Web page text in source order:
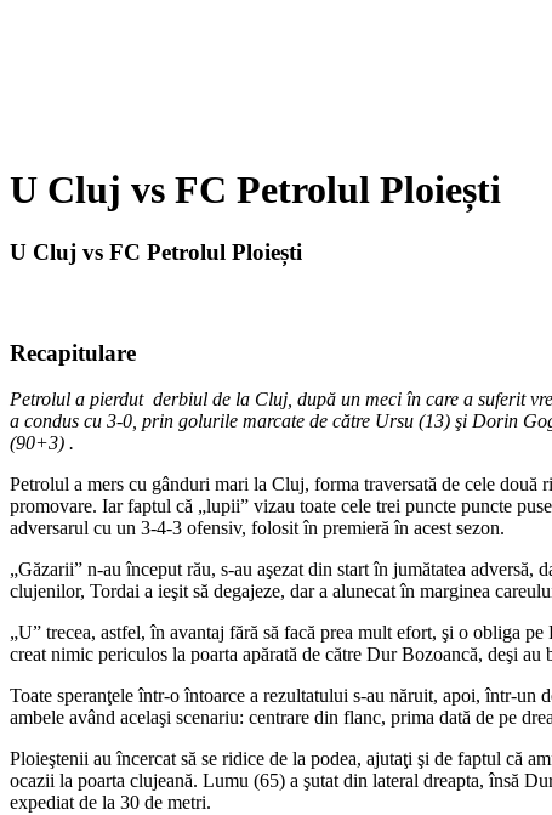
U Cluj vs FC Petrolul Ploiești
U Cluj vs FC Petrolul Ploiești
Recapitulare
Petrolul a pierdut derbiul de la Cluj, după un meci în care a suferit
a condus cu 3-0, prin golurile marcate de către Ursu (13) şi Dorin
(90+3) .
Petrolul a mers cu gânduri mari la Cluj, forma traversată de cele
promovare. Iar faptul că „lupii” vizau toate cele trei puncte puncte
adversarul cu un 3-4-3 ofensiv, folosit în premieră în acest sezon.
„Găzarii” n-au început rău, s-au aşezat din start în jumătatea
clujenilor, Tordai a ieşit să degajeze, dar a alunecat în marginea
„U” trecea, astfel, în avantaj fără să facă prea mult efort, şi o obliga
creat nimic periculos la poarta apărată de către Dur Bozoancă, deşi
Toate speranţele într-o întoarce a rezultatului s-au năruit, apoi, într-un
ambele având acelaşi scenariu: centrare din flanc, prima dată de pe
Ploieştenii au încercat să se ridice de la podea, ajutaţi şi de faptul că
ocazii la poarta clujeană. Lumu (65) a şutat din lateral dreapta, însă
expediat de la 30 de metri.